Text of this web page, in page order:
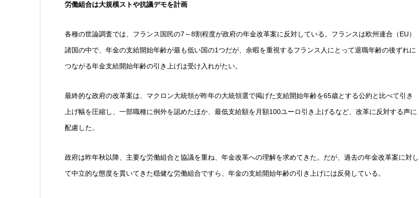
労働組合は大規模ストや抗議デモを計画
各種の世論調査では、フランス国民の7～8割程度が政府の年金改革案に反対している。フランスは欧州連合（EU）
諸国の中で、年金の支給開始年齢が最も低い国の1つだが、余暇を重視するフランス人にとって退職年齢の後ずれに
つながる年金支給開始年齢の引き上げは受け入れがたい。
最終的な政府の改革案は、マクロン大統領が昨年の大統領選で掲げた支給開始年齢を65歳とする公約と比べて引き
上げ幅を圧縮し、一部職種に例外を認めたほか、最低支給額を月額100ユーロ引き上げるなど、改革に反対する声に
配慮した。
政府は昨年秋以降、主要な労働組合と協議を重ね、年金改革への理解を求めてきた。だが、過去の年金改革案に対し
て中立的な態度を貫いてきた穏健な労働組合ですら、年金の支給開始年齢の引き上げには反発している。